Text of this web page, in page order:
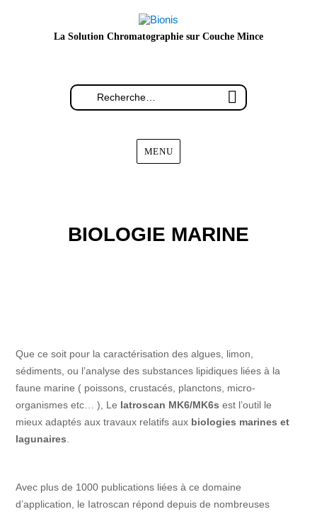
La Solution Chromatographie sur Couche Mince
MENU
BIOLOGIE MARINE
Que ce soit pour la caractérisation des algues, limon,
sédiments, ou l’analyse des substances lipidiques liées à la
faune marine ( poissons, crustacés, planctons, micro-
organismes etc… ), Le Iatroscan MK6/MK6s est l’outil le
mieux adaptés aux travaux relatifs aux biologies marines et
lagunaires
Avec plus de 1000 publications liées à ce domaine
d’application, le Iatroscan répond depuis de nombreuses